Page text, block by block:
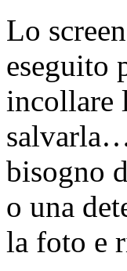
Lo
eseguito
incollare
bisogno
o una
la foto e